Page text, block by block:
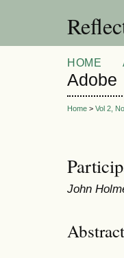
HOME
Adobe
Home > Vol 2,
John
Abstract